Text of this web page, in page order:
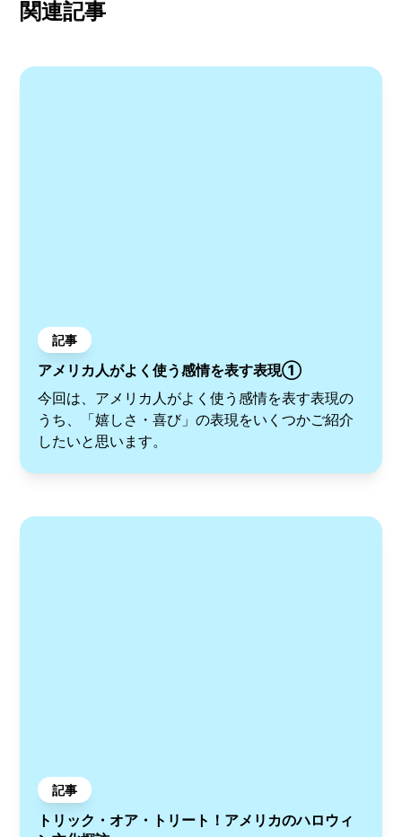
関連記事
記事
アメリカ人がよく使う感情を表す表現①
今回は、アメリカ人がよく使う感情を表す表現の
うち、「嬉しさ・喜び」の表現をいくつかご紹介
したいと思います。
記事
トリック・オア・トリート！アメリカのハロウィ